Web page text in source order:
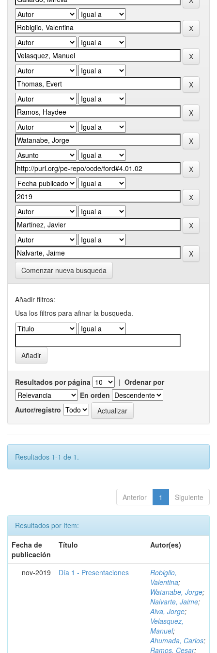
Comenzar nueva busqueda
Añadir filtros:
Usa los filtros para afinar la busqueda.
Resultados por página | Ordenar por
En orden
Autor/registro
Resultados 1-1 de 1.
Anterior 1 Siguiente
Resultados por ítem:
Fecha de
publicación
Título Autor(es)
nov-2019 Día 1 - Presentaciones
Robiglio,
Valentina;
Watanabe, Jorge;
Nalvarte, Jaime;
Alva, Jorge;
Velasquez,
Manuel;
Ahumada, Carlos;
Ramos, Cesar;